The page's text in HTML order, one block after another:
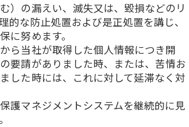
）の漏えい、滅失又は、毀損などのリ
的な防止処置および是正処置を講じ、
に努めます。
ら当社が取得した個人情報につき開
要請がありました時、または、苦情お
した時には、これに対して延滞なく対
護マネジメントシステムを継続的に見